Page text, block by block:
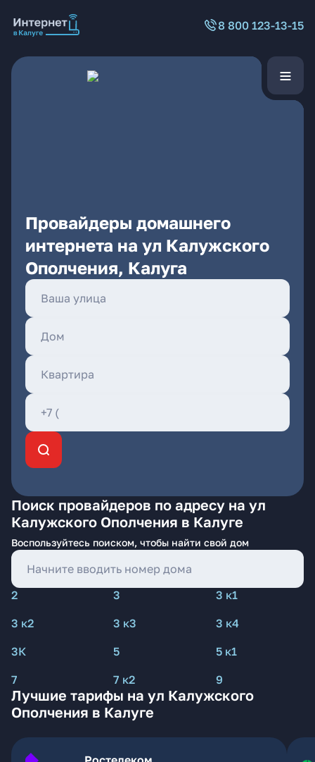
8 800 123-13-15
Провайдеры домашнего
интернета на ул Калужского
Ополчения, Калуга
Поиск провайдеров по адресу на ул
Калужского Ополчения в Калуге
Воспользуйтесь поиском, чтобы найти свой дом
2 3
3 к1
3 к2
3 к3
3 к4
3К
5
5 к1
7
7 к2 9
Лучшие тарифы на ул Калужского
Ополчения в Калуге